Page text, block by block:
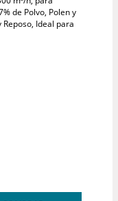
de Polvo, Polen y
Ideal para